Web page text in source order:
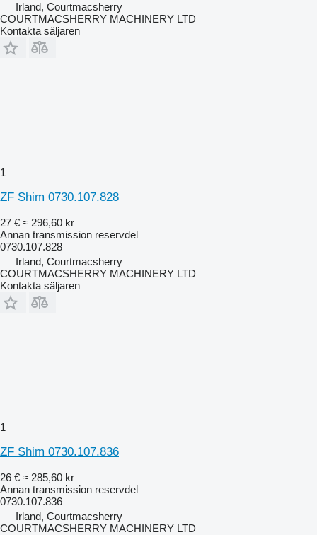
Irland, Courtmacsherry
COURTMACSHERRY MACHINERY LTD
Kontakta säljaren
1
ZF Shim 0730.107.828
27 € ≈ 296,60 kr
Annan transmission reservdel
0730.107.828
Irland, Courtmacsherry
COURTMACSHERRY MACHINERY LTD
Kontakta säljaren
1
ZF Shim 0730.107.836
26 € ≈ 285,60 kr
Annan transmission reservdel
0730.107.836
Irland, Courtmacsherry
COURTMACSHERRY MACHINERY LTD